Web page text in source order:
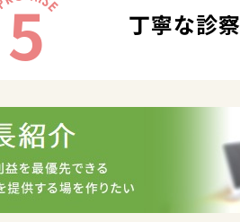
5 丁寧な診察